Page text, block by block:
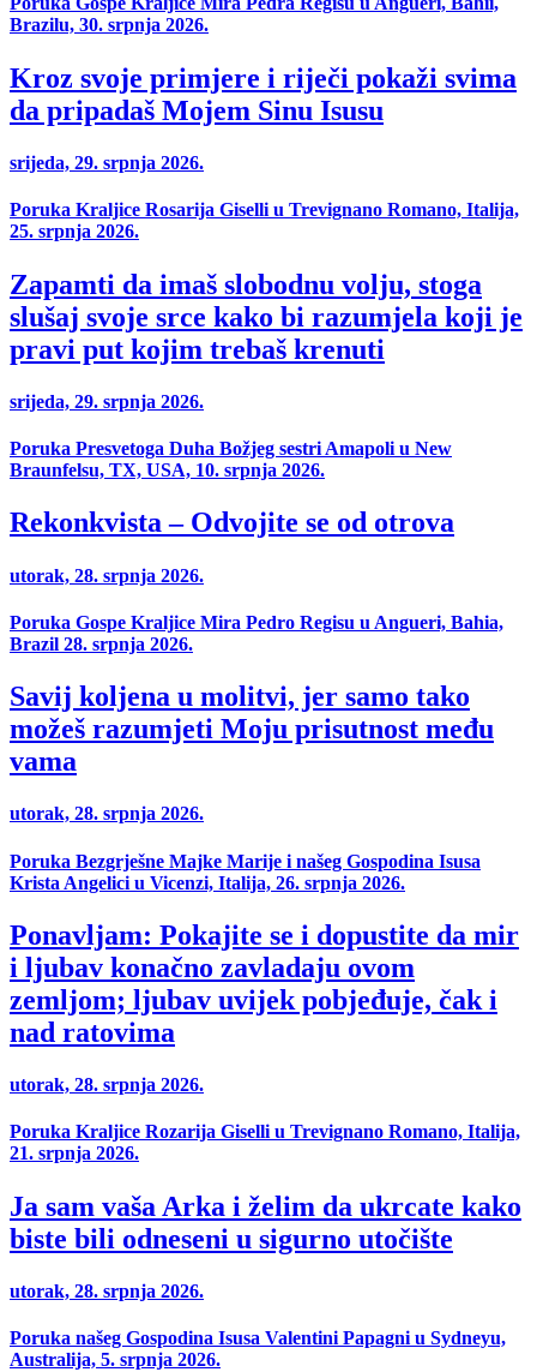
Brazilu, 30. srpnja 2026.
Kroz svoje primjere i riječi pokaži svima
da pripadaš Mojem Sinu Isusu
srijeda, 29. srpnja 2026.
Poruka Kraljice Rosarija Giselli u Trevignano Romano, Italija,
25. srpnja 2026.
Zapamti da imaš slobodnu volju, stoga
slušaj svoje srce kako bi razumjela koji je
pravi put kojim trebaš krenuti
srijeda, 29. srpnja 2026.
Poruka Presvetoga Duha Božjeg sestri Amapoli u New
Braunfelsu, TX, USA, 10. srpnja 2026.
Rekonkvista – Odvojite se od otrova
utorak, 28. srpnja 2026.
Poruka Gospe Kraljice Mira Pedro Regisu u Angueri, Bahia,
Brazil 28. srpnja 2026.
Savij koljena u molitvi, jer samo tako
možeš razumjeti Moju prisutnost među
vama
utorak, 28. srpnja 2026.
Poruka Bezgrješne Majke Marije i našeg Gospodina Isusa
Krista Angelici u Vicenzi, Italija, 26. srpnja 2026.
Ponavljam: Pokajite se i dopustite da mir
i ljubav konačno zavladaju ovom
zemljom; ljubav uvijek pobjeđuje, čak i
nad ratovima
utorak, 28. srpnja 2026.
Poruka Kraljice Rozarija Giselli u Trevignano Romano, Italija,
21. srpnja 2026.
Ja sam vaša Arka i želim da ukrcate kako
biste bili odneseni u sigurno utočište
utorak, 28. srpnja 2026.
Poruka našeg Gospodina Isusa Valentini Papagni u Sydneyu,
Australija, 5. srpnja 2026.